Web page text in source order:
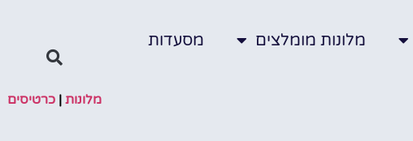
מלונות מומלצים מסעדות
מלונות| כרטיסים